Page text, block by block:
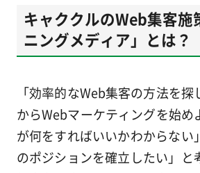
キャククルのWeb集客施
ニングメディア」とは？
「効率的なWeb集客の方法を
からWebマーケティングを始め
が何をすればいいかわからない
のポジションを確立したい」と